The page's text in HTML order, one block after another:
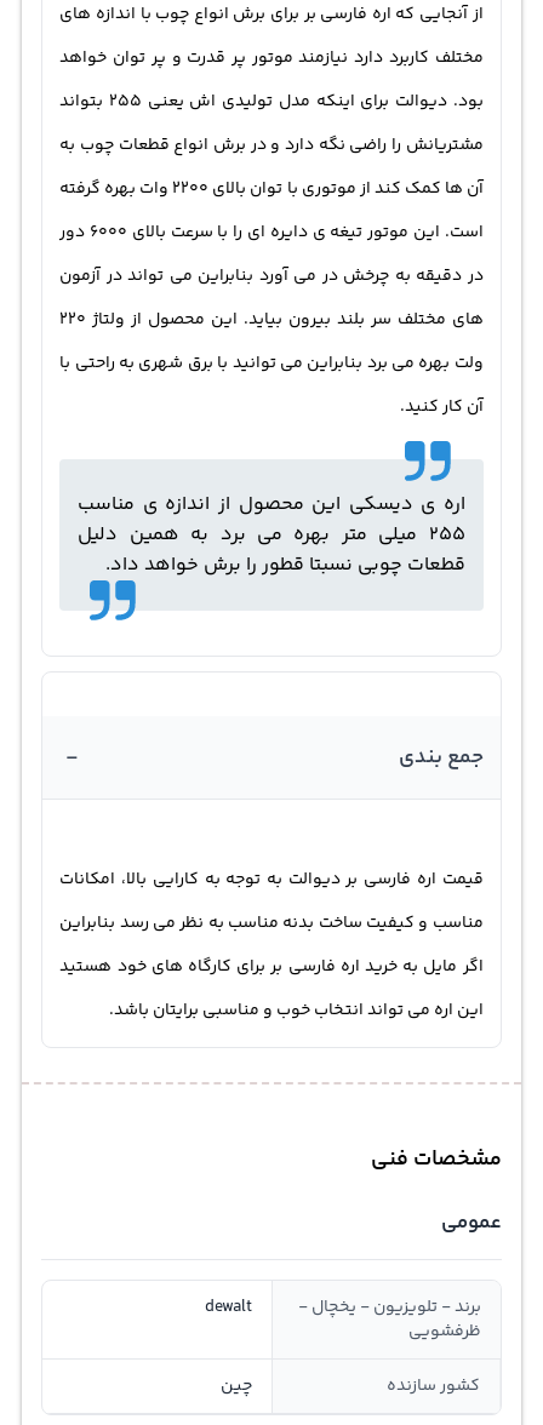
از آنجایی که اره فارسی بر برای برش انواع چوب با اندازه های
مختلف کاربرد دارد نیازمند موتور پر قدرت و پر توان خواهد
بود. دیوالت برای اینکه مدل تولیدی اش یعنی 255 بتواند
مشتریانش را راضی نگه دارد و در برش انواع قطعات چوب به
آن ها کمک کند از موتوری با توان بالای 2200 وات بهره گرفته
است. این موتور تیغه ی دایره ای را با سرعت بالای 6000 دور
در دقیقه به چرخش در می آورد بنابراین می تواند در آزمون
های مختلف سر بلند بیرون بیاید. این محصول از ولتاژ 220
ولت بهره می برد بنابراین می توانید با برق شهری به راحتی با
آن کار کنید.
اره ی دیسکی این محصول از اندازه ی مناسب
255 میلی متر بهره می برد به همین دلیل
قطعات چوبی نسبتا قطور را برش خواهد داد.
جمع بندی -
قیمت اره فارسی بر دیوالت به توجه به کارایی بالا، امکانات
مناسب و کیفیت ساخت بدنه مناسب به نظر می رسد بنابراین
اگر مایل به خرید اره فارسی بر برای کارگاه های خود هستید
این اره می تواند انتخاب خوب و مناسبی برایتان باشد.
مشخصات فنی
عمومی
برند - تلویزیون - یخچال -
ظرفشویی
dewalt
کشور سازنده چین